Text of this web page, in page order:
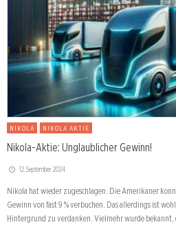
NIKOLA NIKOLA AKTIE
Nikola-Aktie: Unglaublicher Gewinn!
12. September 2024
Nikola hat wieder zugeschlagen. Die Amerikaner
Gewinn von fast 9 % verbuchen. Das allerdings ist
Hintergrund zu verdanken. Vielmehr wurde bekannt,